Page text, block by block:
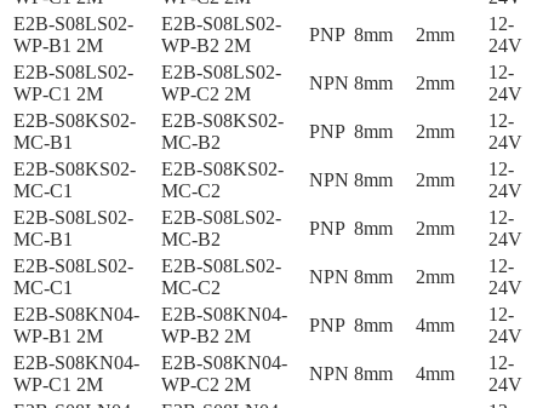
E2B-S08LS02-
WP-B1 2M
E2B-S08LS02-
WP-B2 2M
PNP 8mm 2mm
12-
24V
E2B-S08LS02-
WP-C1 2M
E2B-S08LS02-
WP-C2 2M
NPN 8mm 2mm
12-
24V
E2B-S08KS02-
MC-B1
E2B-S08KS02-
MC-B2
PNP 8mm 2mm
12-
24V
E2B-S08KS02-
MC-C1
E2B-S08KS02-
MC-C2
NPN 8mm 2mm
12-
24V
E2B-S08LS02-
MC-B1
E2B-S08LS02-
MC-B2
PNP 8mm 2mm
12-
24V
E2B-S08LS02-
MC-C1
E2B-S08LS02-
MC-C2
NPN 8mm 2mm
12-
24V
E2B-S08KN04-
WP-B1 2M
E2B-S08KN04-
WP-B2 2M
PNP 8mm 4mm
12-
24V
E2B-S08KN04-
WP-C1 2M
E2B-S08KN04-
WP-C2 2M
NPN 8mm 4mm
12-
24V